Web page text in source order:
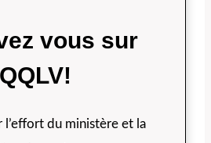
vous sur
QQLV!
l’effort du ministère et la